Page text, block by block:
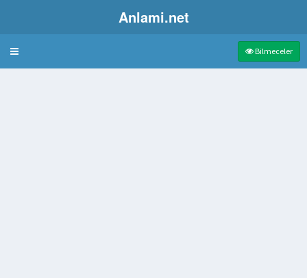
Anlami.net
Bulmaca Bilmeceler